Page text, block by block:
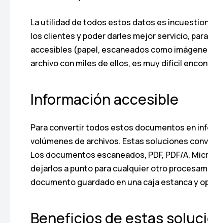
La utilidad de todos estos datos es
los clientes y poder darles mejor servicio,
accesibles (papel, escaneados como
archivo con miles de ellos, es muy difícil
Información accesible
Para convertir todos estos documentos en
volúmenes de archivos. Estas soluciones
Los documentos escaneados, PDF, PDF/A,
dejarlos a punto para cualquier otro
documento guardado en una caja estanca y
Beneficios de estas